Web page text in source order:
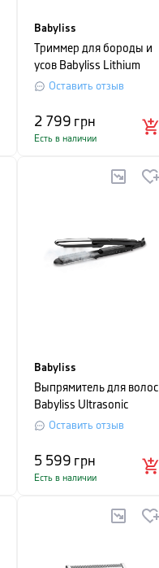
Babyliss
Триммер для бороды и
усов Babyliss Lithium
PowerОставить отзыв
2 799 грн
Есть в наличии
Babyliss
Выпрямитель для волос
Babyliss Ultrasonic
STRAIGHTENER,
Оставить отзыв
5 599 грн
Есть в наличии